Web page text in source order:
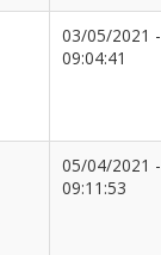
03/05/2021 -
09:04:41
05/04/2021 -
09:11:53